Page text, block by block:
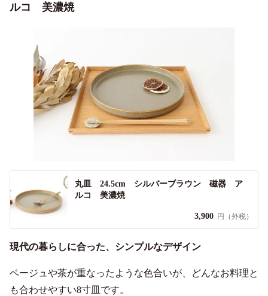
ルコ 美濃焼
丸皿 24.5cm シルバーブラウン 磁器 ア
ルコ 美濃焼
3,900 円（外税）
現代の暮らしに合った、シンプルなデザイン
ベージュや茶が重なったような色合いが、どんなお料理と
も合わせやすい8寸皿です。